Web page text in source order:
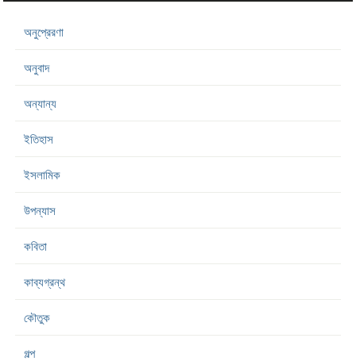
অনুপ্রেরণা
অনুবাদ
অন্যান্য
ইতিহাস
ইসলামিক
উপন্যাস
কবিতা
কাব্যগ্রন্থ
কৌতুক
গল্প